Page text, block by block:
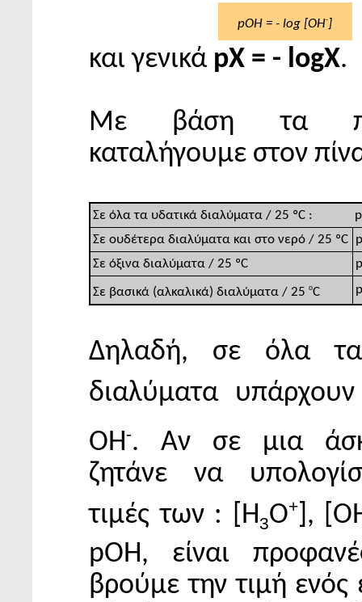
pOH = - log [OH- ]
και γενικά pX = - logX.
Με βάση τα
καταλήγουμε στον
Σε όλα τα υδατικά διαλύματα / 25 ºC :
Σε ουδέτερα διαλύματα και στο νερό / 25 ºC
Σε όξινα διαλύματα / 25 ºC
Σε βασικά (αλκαλικά) διαλύματα / 25 οC
Δηλαδή, σε όλα τα
διαλύματα
ΟΗ-. Αν σε μια
ζητάνε να
τιμές των : [Η3Ο+],
pOH, είναι
βρούμε την τιμή ενός